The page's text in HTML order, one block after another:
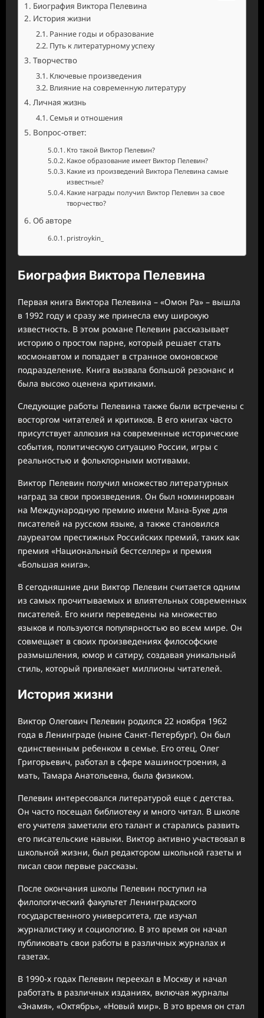
Биография Виктора Пелевина
История жизни
Ранние годы и образование
Путь к литературному успеху
Творчество
Ключевые произведения
Влияние на современную литературу
Личная жизнь
Семья и отношения
Вопрос-ответ:
Кто такой Виктор Пелевин?
Какое образование имеет Виктор Пелевин?
Какие из произведений Виктора Пелевина самые
известные?
Какие награды получил Виктор Пелевин за свое
творчество?
Об авторе
pristroykin_
Биография Виктора Пелевина
Первая книга Виктора Пелевина – «Омон Ра» – вышла
в 1992 году и сразу же принесла ему широкую
известность. В этом романе Пелевин рассказывает
историю о простом парне, который решает стать
космонавтом и попадает в странное омоновское
подразделение. Книга вызвала большой резонанс и
была высоко оценена критиками.
Следующие работы Пелевина также были встречены с
восторгом читателей и критиков. В его книгах часто
присутствует аллюзия на современные исторические
события, политическую ситуацию России, игры с
реальностью и фольклорными мотивами.
Виктор Пелевин получил множество литературных
наград за свои произведения. Он был номинирован
на Международную премию имени Мана-Буке для
писателей на русском языке, а также становился
лауреатом престижных Российских премий, таких как
премия «Национальный бестселлер» и премия
«Большая книга».
В сегодняшние дни Виктор Пелевин считается одним
из самых прочитываемых и влиятельных современных
писателей. Его книги переведены на множество
языков и пользуются популярностью во всем мире. Он
совмещает в своих произведениях философские
размышления, юмор и сатиру, создавая уникальный
стиль, который привлекает миллионы читателей.
История жизни
Виктор Олегович Пелевин родился 22 ноября 1962
года в Ленинграде (ныне Санкт-Петербург). Он был
единственным ребенком в семье. Его отец, Олег
Григорьевич, работал в сфере машиностроения, а
мать, Тамара Анатольевна, была физиком.
Пелевин интересовался литературой еще с детства.
Он часто посещал библиотеку и много читал. В школе
его учителя заметили его талант и старались развить
его писательские навыки. Виктор активно участвовал в
школьной жизни, был редактором школьной газеты и
писал свои первые рассказы.
После окончания школы Пелевин поступил на
филологический факультет Ленинградского
государственного университета, где изучал
журналистику и социологию. В это время он начал
публиковать свои работы в различных журналах и
газетах.
В 1990-х годах Пелевин переехал в Москву и начал
работать в различных изданиях, включая журналы
«Знамя», «Октябрь», «Новый мир». В это время он стал